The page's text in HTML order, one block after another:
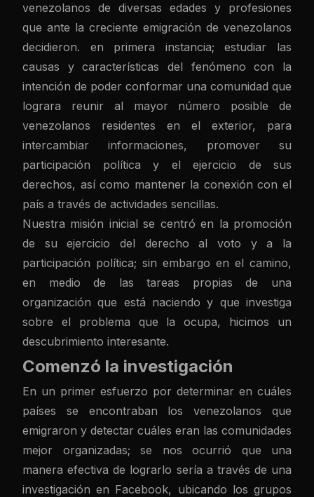
venezolanos de diversas edades y profesiones
que ante la creciente emigración de venezolanos
decidieron. en primera instancia; estudiar las
causas y características del fenómeno con la
intención de poder conformar una comunidad que
lograra reunir al mayor número posible de
venezolanos residentes en el exterior, para
intercambiar informaciones, promover su
participación política y el ejercicio de sus
derechos, así como mantener la conexión con el
país a través de actividades sencillas.
Nuestra misión inicial se centró en la promoción
de su ejercicio del derecho al voto y a la
participación política; sin embargo en el camino,
en medio de las tareas propias de una
organización que está naciendo y que investiga
sobre el problema que la ocupa, hicimos un
descubrimiento interesante.
Comenzó la investigación
En un primer esfuerzo por determinar en cuáles
países se encontraban los venezolanos que
emigraron y detectar cuáles eran las comunidades
mejor organizadas; se nos ocurrió que una
manera efectiva de lograrlo sería a través de una
investigación en Facebook, ubicando los grupos